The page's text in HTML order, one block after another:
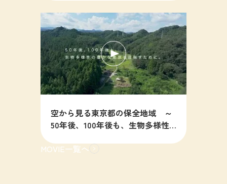
空から見る東京都の保全地域 ～
50年後、100年後も、生物多様性
MOVIE一覧へ